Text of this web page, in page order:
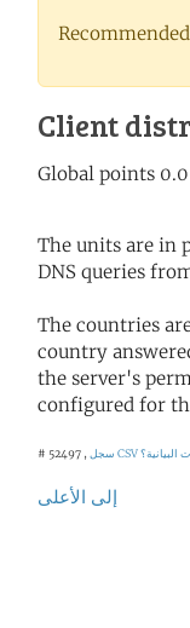
Client
The units are in
DNS queries
The countries
country
the server's
configured for
# 52497 , سجل CSVالبيانية؟
إلى الأعلى